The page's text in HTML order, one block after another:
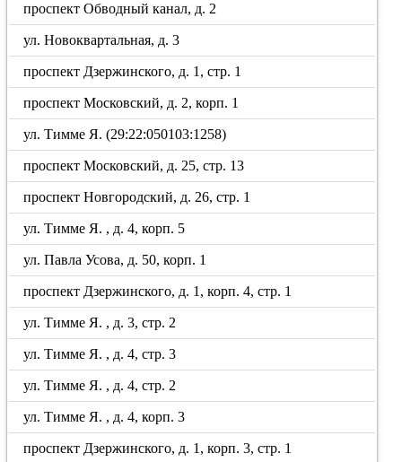
проспект Обводный канал, д. 2
ул. Новоквартальная, д. 3
проспект Дзержинского, д. 1, стр. 1
проспект Московский, д. 2, корп. 1
ул. Тимме Я. (29:22:050103:1258)
проспект Московский, д. 25, стр. 13
проспект Новгородский, д. 26, стр. 1
ул. Тимме Я. , д. 4, корп. 5
ул. Павла Усова, д. 50, корп. 1
проспект Дзержинского, д. 1, корп. 4, стр. 1
ул. Тимме Я. , д. 3, стр. 2
ул. Тимме Я. , д. 4, стр. 3
ул. Тимме Я. , д. 4, стр. 2
ул. Тимме Я. , д. 4, корп. 3
проспект Дзержинского, д. 1, корп. 3, стр. 1